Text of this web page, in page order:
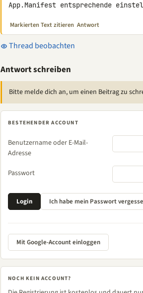
App.Manifest entsprechende
Markierten Text zitieren Antwort
Thread beobachten
Antwort schreiben
Bitte melde dich an, um einen Beitrag zu
BESTEHENDER ACCOUNT
Benutzername oder E-Mail-
Adresse
Passwort
Mit Google-Account einloggen
NOCH KEIN ACCOUNT?